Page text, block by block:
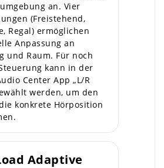
an. Vier
(Freistehend,
Regal) ermöglichen
Anpassung an
und Raum. Für noch
kann in der
Center App „L/R
werden, um den
konkrete Hörposition
Adaptive